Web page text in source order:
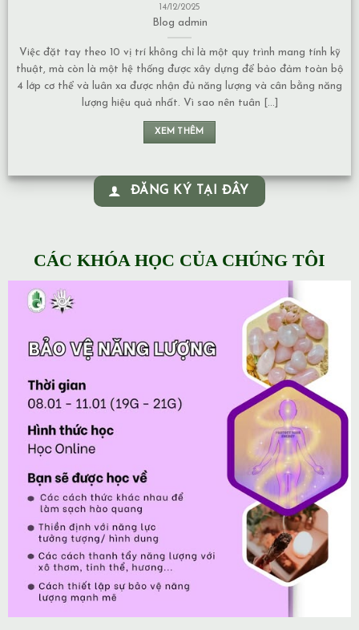
14/12/2025
Blog admin
Việc đặt tay theo 10 vị trí không chỉ là một quy trình mang tính kỹ
thuật, mà còn là một hệ thống được xây dựng để bảo đảm toàn bộ
4 lớp cơ thể và luân xa được nhận đủ năng lượng và cân bằng năng
lượng hiệu quả nhất. Vì sao nên tuân [...]
XEM THÊM
ĐĂNG KÝ TẠI ĐÂY
CÁC KHÓA HỌC CỦA CHÚNG TÔI